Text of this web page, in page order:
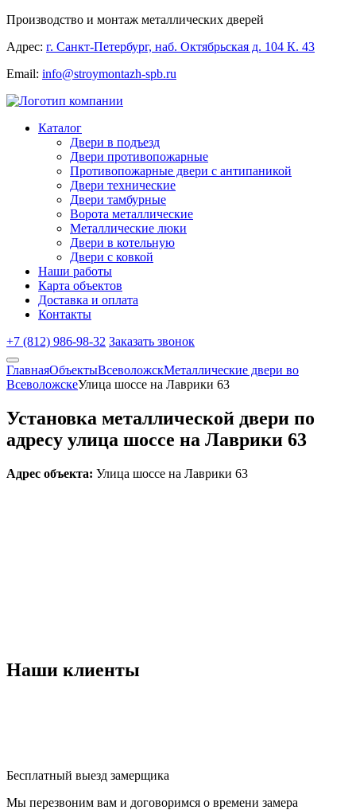
Производство и монтаж металлических дверей
Адрес: г. Санкт-Петербург, наб. Октябрьская д. 104 К. 43
Email: info@stroymontazh-spb.ru
Каталог
Двери в подъезд
Двери противопожарные
Противопожарные двери с антипаникой
Двери технические
Двери тамбурные
Ворота металлические
Металлические люки
Двери в котельную
Двери с ковкой
Наши работы
Карта объектов
Доставка и оплата
Контакты
+7 (812) 986-98-32 Заказать звонок
ГлавнаяОбъектыВсеволожскМеталлические двери во
ВсеволожскеУлица шоссе на Лаврики 63
Установка металлической двери по
адресу улица шоссе на Лаврики 63
Адрес объекта: Улица шоссе на Лаврики 63
Наши клиенты
Бесплатный выезд замерщика
Мы перезвоним вам и договоримся о времени замера